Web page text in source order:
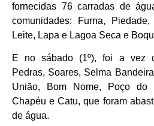
fornecidas 76 carradas de
comunidades: Furna,
Leite, Lapa e Lagoa Seca e
E no sábado (1º), foi a vez
Pedras, Soares, Selma
União, Bom Nome, Poço do
Chapéu e Catu, que foram
de água.